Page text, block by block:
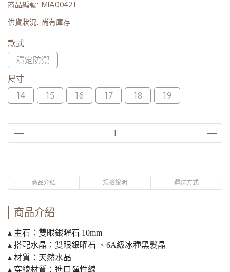
商品編號: MIA00421
供貨狀況: 尚有庫存
款式
穩定防禦
尺寸
14
15 16 17 18 19
商品介紹 規格說明 運送方式
商品介紹
▴ 主石：雙眼銀曜石 10mm
▴ 搭配水晶：雙眼銀曜石 、6A級冰種黑髮晶
▴ 材質：天然水晶
▴ 穿線材質：進口彈性線